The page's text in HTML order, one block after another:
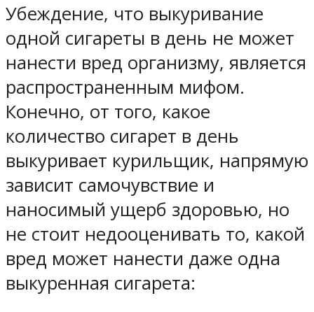
Убеждение, что выкуривание
одной сигареты в день не может
нанести вред организму, является
распространенным мифом.
Конечно, от того, какое
количество сигарет в день
выкуривает курильщик, напрямую
зависит самочувствие и
наносимый ущерб здоровью, но
не стоит недооценивать то, какой
вред может нанести даже одна
выкуренная сигарета: